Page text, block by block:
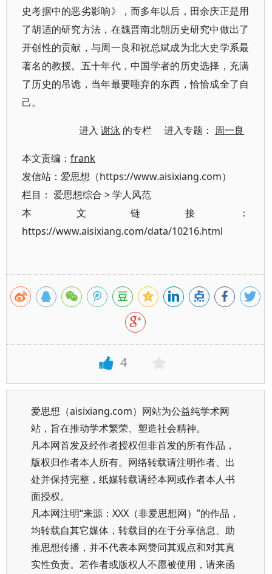
史考据中的恶劣影响》，而多年以后，田余庆正是用
了胡适的研究方法，在魏晋南北朝历史研究中做出了
开创性的贡献，与周一良和祝总斌成为北大史学系最
著名的教授。五十年代，中国学者的历史选择，充满
了历史的吊诡，当年最要唾弃的东西，恰恰成全了自
己。
进入谢泳 的专栏 进入专题： 周一良
本文责编： frank
发信站：爱思想（https://www.aisixiang.com）
栏目： 爱思想综合 >学人风范
本文链接：
https://www.aisixiang.com/data/10216.html
4
爱思想（aisixiang.com）网站为公益纯学术网
站，旨在推动学术繁荣、塑造社会精神。
凡本网首发及经作者授权但非首发的所有作品，
版权归作者本人所有。网络转载请注明作者、出
处并保持完整，纸媒转载请经本网或作者本人书
面授权。
凡本网注明“来源：XXX（非爱思想网）”的作品，
均转载自其它媒体，转载目的在于分享信息、助
推思想传播，并不代表本网赞同其观点和对其真
实性负责。若作者或版权人不愿被使用，请来函